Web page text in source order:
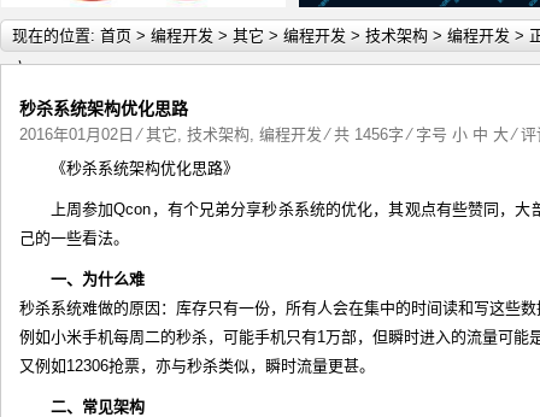
详细内容
test
现在的位置: 首页 > 编程开发 > 其它 > 编程开发 > 技术架构 > 编程开发 >
文
秒杀系统架构优化思路
2016年01月02日 ⁄其它, 技术架构, 编程开发⁄ 共 1456字 ⁄ 字号 小 中 大 ⁄评
《秒杀系统架构优化思路》
上周参加Qcon，有个兄弟分享秒杀系统的优化，其观点有些赞同，
己的一些看法。
一、为什么难
秒杀系统难做的原因：库存只有一份，所有人会在集中的时间读和写这些数
例如小米手机每周二的秒杀，可能手机只有1万部，但瞬时进入的流量可能
又例如12306抢票，亦与秒杀类似，瞬时流量更甚。
二、常见架构